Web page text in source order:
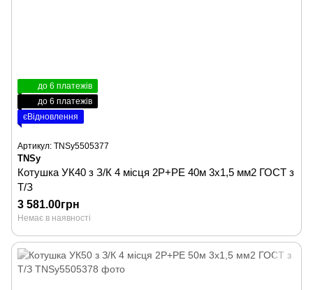
до 6 платежів
до 6 платежів
єВідновлення
Артикул: TNSy5505377
TNSy
Котушка УК40 з З/К 4 місця 2Р+PЕ 40м 3х1,5 мм2 ГОСТ з
Т/З
3 581.00грн
Немає в наявності